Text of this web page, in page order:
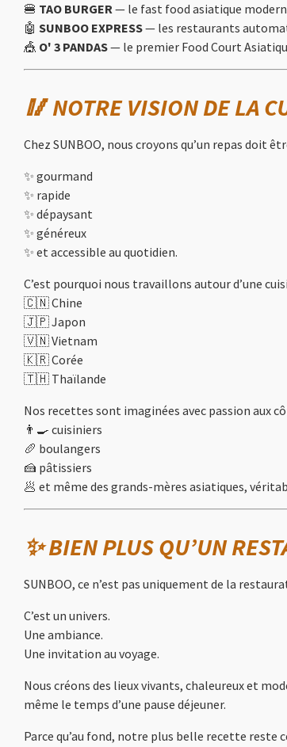
🍔 TAO BURGER— le fast food asiatique
🤖 SUNBOO EXPRESS— les restaurants
🎪 O' 3 PANDAS— le premier Food Court
🥢 NOTRE VISION DE LA
Chez SUNBOO, nous croyons qu’un repas doit
✨ gourmand
✨ rapide
✨ dépaysant
✨ généreux
✨ et accessible au quotidien.
C’est pourquoi nous travaillons autour d’une
🇨🇳 Chine
🇯🇵 Japon
🇻🇳 Vietnam
🇰🇷 Corée
🇹🇭 Thaïlande
Nos recettes sont imaginées avec passion aux
👨‍🍳 cuisiniers
🥖 boulangers
🍰 pâtissiers
🥟 et même des grands-mères asiatiques,
✨ BIEN PLUS QU’UN
SUNBOO, ce n’est pas uniquement de la
C’est un univers.
Une ambiance.
Une invitation au voyage.
Nous créons des lieux vivants, chaleureux et
même le temps d’une pause déjeuner.
Parce qu’au fond, notre plus belle recette reste